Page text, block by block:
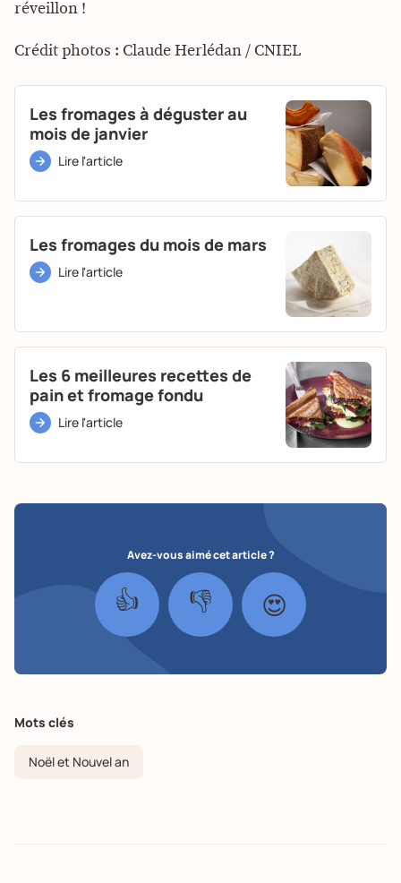
réveillon !
Crédit photos : Claude Herlédan / CNIEL
Les fromages à déguster au
mois de janvier
Lire l'article
Les fromages du mois de mars
Lire l'article
Les 6 meilleures recettes de
pain et fromage fondu
Lire l'article
Avez-vous aimé cet article ?
👍 👎 😍
Mots clés
Noël et Nouvel an